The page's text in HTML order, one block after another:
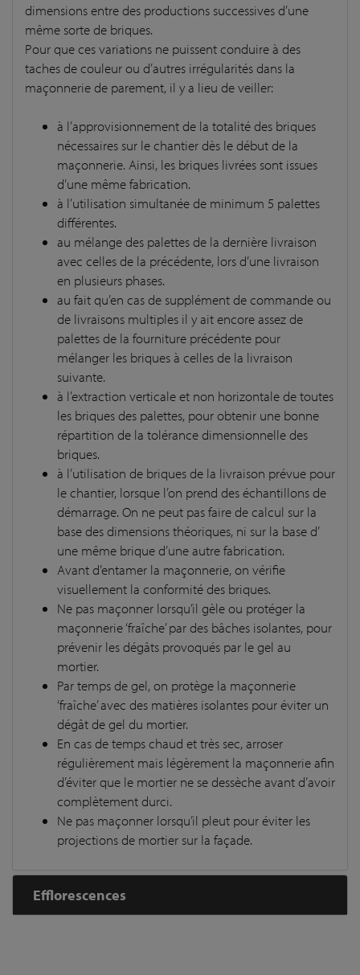
dimensions entre des productions successives d’une
même sorte de briques.
Pour que ces variations ne puissent conduire à des
taches de couleur ou d’autres irrégularités dans la
maçonnerie de parement, il y a lieu de veiller:
à l’approvisionnement de la totalité des briques
nécessaires sur le chantier dès le début de la
maçonnerie. Ainsi, les briques livrées sont issues
d’une même fabrication.
à l’utilisation simultanée de minimum 5 palettes
différentes.
au mélange des palettes de la dernière livraison
avec celles de la précédente, lors d’une livraison
en plusieurs phases.
au fait qu’en cas de supplément de commande ou
de livraisons multiples il y ait encore assez de
palettes de la fourniture précédente pour
mélanger les briques à celles de la livraison
suivante.
à l’extraction verticale et non horizontale de toutes
les briques des palettes, pour obtenir une bonne
répartition de la tolérance dimensionnelle des
briques.
à l’utilisation de briques de la livraison prévue pour
le chantier, lorsque l’on prend des échantillons de
démarrage. On ne peut pas faire de calcul sur la
base des dimensions théoriques, ni sur la base d’
une même brique d’une autre fabrication.
Avant d’entamer la maçonnerie, on vérifie
visuellement la conformité des briques.
Ne pas maçonner lorsqu’il gèle ou protéger la
maçonnerie ‘fraîche’ par des bâches isolantes, pour
prévenir les dégâts provoqués par le gel au
mortier.
Par temps de gel, on protège la maçonnerie
‘fraîche’ avec des matières isolantes pour éviter un
dégât de gel du mortier.
En cas de temps chaud et très sec, arroser
régulièrement mais légèrement la maçonnerie afin
d’éviter que le mortier ne se dessèche avant d’avoir
complètement durci.
Ne pas maçonner lorsqu’il pleut pour éviter les
projections de mortier sur la façade.
Efflorescences